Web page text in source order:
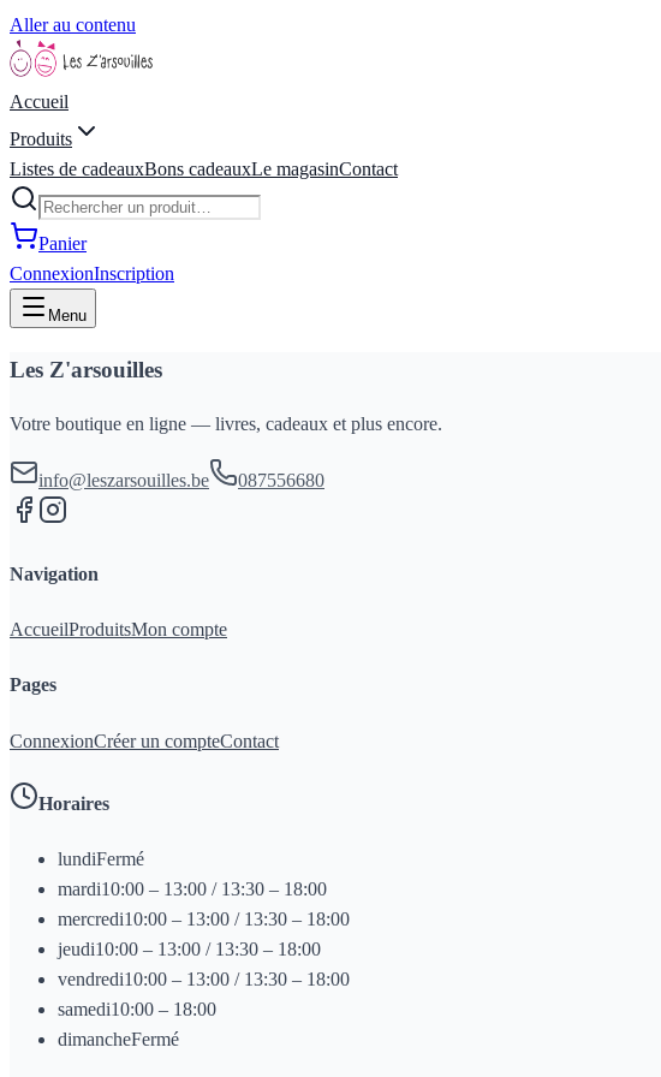
Aller au contenu
Accueil
Produits
Listes de cadeauxBons cadeauxLe magasinContact
Panier
ConnexionInscription
Menu
Les Z'arsouilles
Votre boutique en ligne — livres, cadeaux et plus encore.
info@leszarsouilles.be 087556680
Navigation
AccueilProduitsMon compte
Pages
ConnexionCréer un compteContact
Horaires
lundiFermé
mardi10:00 – 13:00 / 13:30 – 18:00
mercredi10:00 – 13:00 / 13:30 – 18:00
jeudi10:00 – 13:00 / 13:30 – 18:00
vendredi10:00 – 13:00 / 13:30 – 18:00
samedi10:00 – 18:00
dimancheFermé